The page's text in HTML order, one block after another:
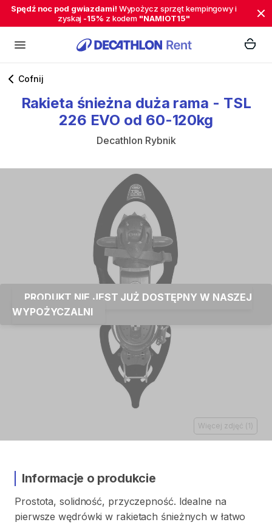
Spędź noc pod gwiazdami! Wypożycz sprzęt kempingowy i
zyskaj -15% z kodem "NAMIOT15"
Cofnij
Rakieta śnieżna duża rama - TSL
226 EVO od 60-120kg
Decathlon Rybnik
PRODUKT NIE JEST JUŻ DOSTĘPNY W NASZEJ
WYPOŻYCZALNI
Więcej zdjęć (1 )
Informacje o produkcie
Prostota​,​ solidność​,​ przyczepność. Idealne na
pierwsze wędrówki w rakietach śnieżnych w łatwo